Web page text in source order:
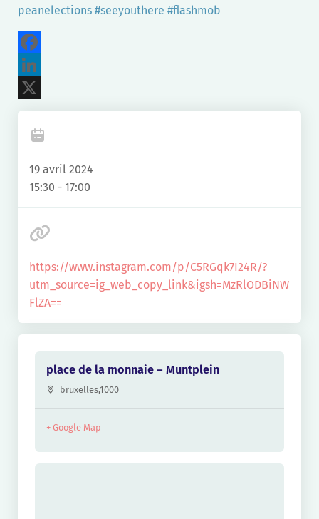
peanelections #seeyouthere #flashmob
Facebook
LinkedIn
X
19 avril 2024
15:30 - 17:00
https://www.instagram.com/p/C5RGqk7I24R/?
utm_source=ig_web_copy_link&igsh=MzRlODBiNW
FlZA==
place de la monnaie – Muntplein
bruxelles,1000
+ Google Map